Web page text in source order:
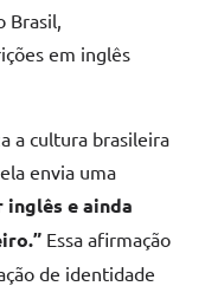
em inglês
a cultura brasileira
envia uma
inglês e ainda
Essa afirmação
de identidade